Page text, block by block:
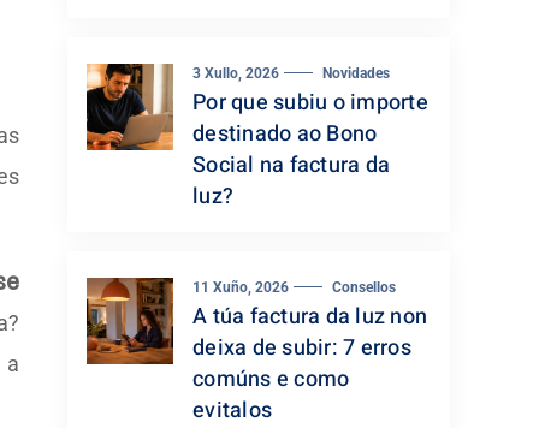
a
3 Xullo, 2026 Novidades
Por que subiu o importe
destinado ao Bono
Social na factura da
luz?
11 Xuño, 2026 Consellos
A túa factura da luz non
deixa de subir: 7 erros
comúns e como
evitalos